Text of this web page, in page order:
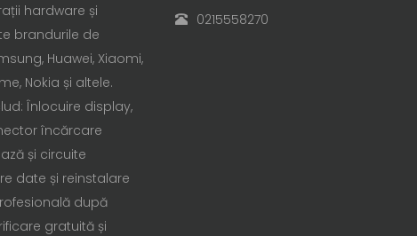
hardware și
brandurile de
Huawei, Xiaomi,
Nokia și altele.
Înlocuire display,
încărcare
și circuite
date și reinstalare
după
gratuită și
0215558270